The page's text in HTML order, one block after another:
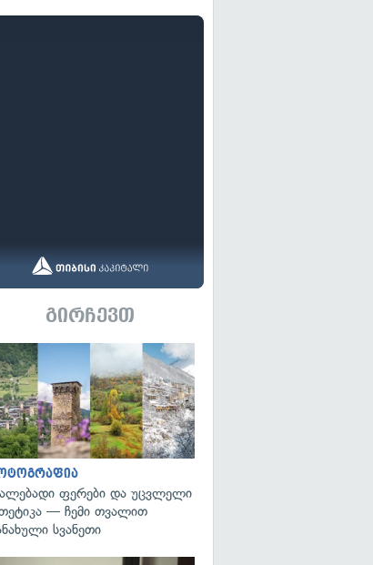
გირჩევთ
ფერები და უცვლელი
— ჩემი თვალით
სვანეთი